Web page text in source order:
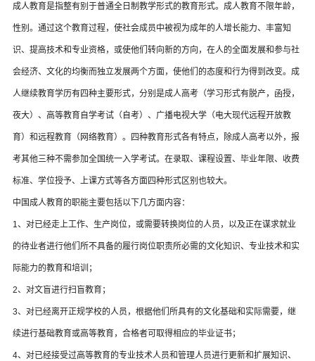
成人教育是指整有别于普通全日制教学形式的教育形式。成人教育不限年龄，
性别。通过这个教育过程，使社会成员中被视为成年的人增长能力、丰富知
识、提高技术和专业资格，或使他们转向新的方向，在人的全面发展和参与社
会经济、文化的均衡而独立发展两个方面，使他们的态度和行为得到改变。成
人继续教育学历有四种主要形式，分别是成人高考（学习形式有脱产，函授，
夜大）、高等教育自学考试（自考）、广播电视大学（电大现代远程开放教
育）和远程教育（网络教育）。四种教育形式各有特点，除成人高考以外，报
考其他三种不需参加全国统一入学考试。在录取、课程设置、毕业年限、收费
标准、学位授予、上课方式等各方面四种形式区别也较大。
中国成人教育的职能主要包括以下几方面内容：
1、对已经走上工作、生产岗位，或需要转换岗位的人员，以及正在谋求就业
的待业者进行他们所不具备的履行岗位职责所必需的文化知识、专业技术和实
际能力的教育和培训；
2、对文盲进行扫盲教育；
3、对已经离开正规学校的人员，根据他们所具有的文化基础和实际需要，继
续进行基础教育或高等教育，合格者可取得相应的毕业证书；
4、对已经接受过高等教育的专业技术人员和管理人员进行更新和扩展知识、